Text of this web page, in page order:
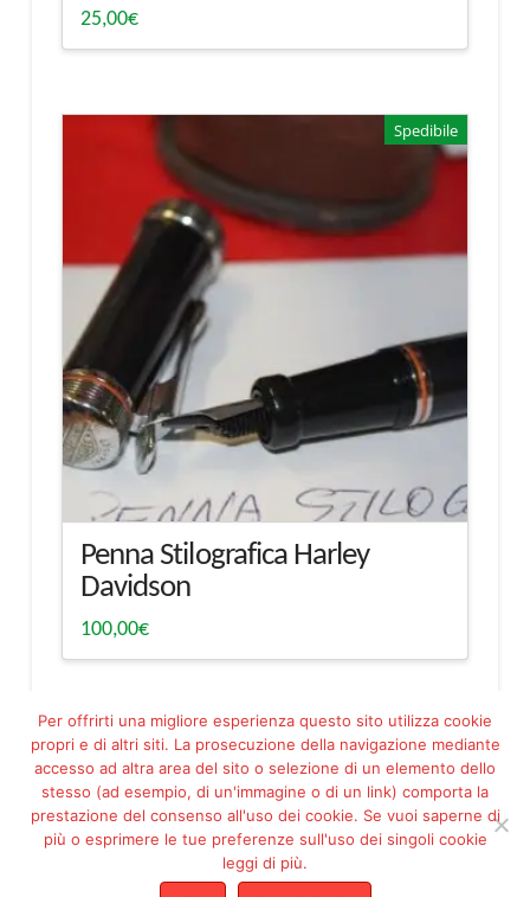
25,00€
Spedibile
Penna Stilografica Harley
Davidson
100,00€
Facebook
Pinterest
ASSOCIAZIONE PROGETTO ESSERE MARIA FILIPPETTO ODV - ETS -
Per offrirti una migliore esperienza questo sito utilizza cookie
propri e di altri siti. La prosecuzione della navigazione mediante
accesso ad altra area del sito o selezione di un elemento dello
stesso (ad esempio, di un'immagine o di un link) comporta la
prestazione del consenso all'uso dei cookie. Se vuoi saperne di
più o esprimere le tue preferenze sull'uso dei singoli cookie
leggi di più.